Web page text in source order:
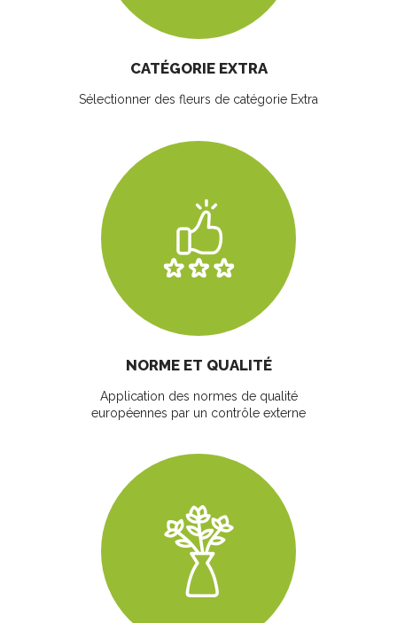
CATÉGORIE EXTRA
Sélectionner des fleurs de catégorie Extra
NORME ET QUALITÉ
Application des normes de qualité
européennes par un contrôle externe